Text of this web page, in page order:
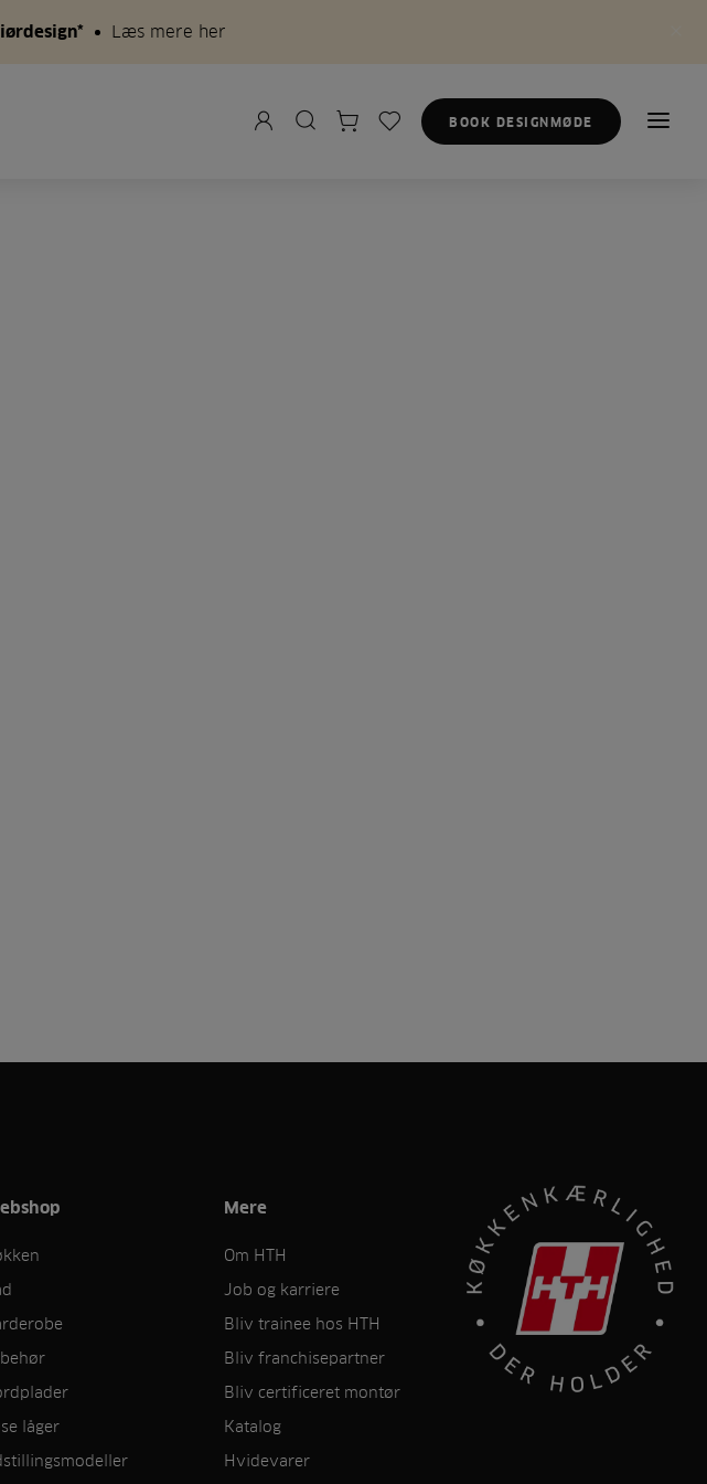
Læs mere her
BOOK DESIGNMØDE
låger
Mere
Om HTH
Job og karriere
Bliv trainee hos HTH
Bliv franchisepartner
Bliv certificeret montør
Katalog
Hvidevarer